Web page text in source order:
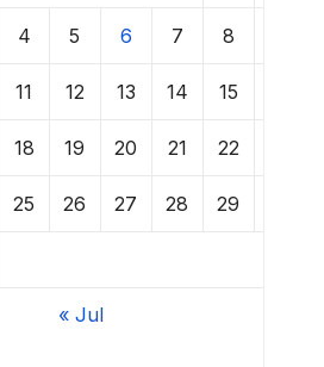
4 5 6 7 8
11 12 13 14 15
18 19 20 21 22
25 26 27 28 29
« Jul